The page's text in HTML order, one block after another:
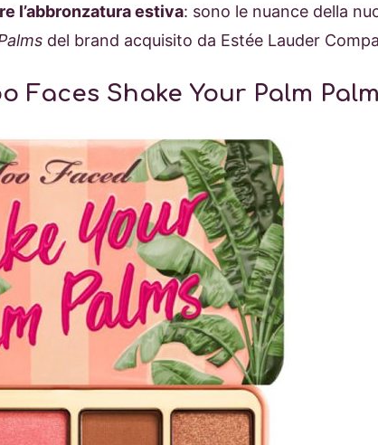
l’abbronzatura estiva: sono le nuance della
del brand acquisito da Estée Lauder
Faces Shake Your Palm